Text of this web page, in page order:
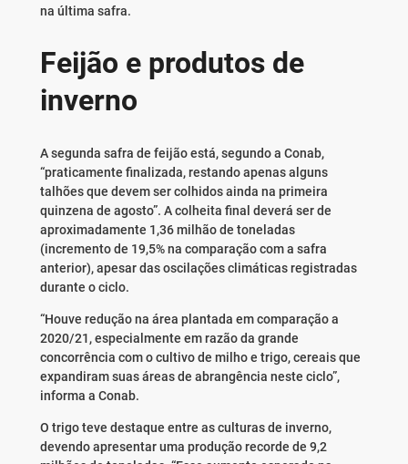
na última safra.
Feijão e produtos de
inverno
A segunda safra de feijão está, segundo a Conab,
“praticamente finalizada, restando apenas alguns
talhões que devem ser colhidos ainda na primeira
quinzena de agosto”. A colheita final deverá ser de
aproximadamente 1,36 milhão de toneladas
(incremento de 19,5% na comparação com a safra
anterior), apesar das oscilações climáticas registradas
durante o ciclo.
“Houve redução na área plantada em comparação a
2020/21, especialmente em razão da grande
concorrência com o cultivo de milho e trigo, cereais que
expandiram suas áreas de abrangência neste ciclo”,
informa a Conab.
O trigo teve destaque entre as culturas de inverno,
devendo apresentar uma produção recorde de 9,2